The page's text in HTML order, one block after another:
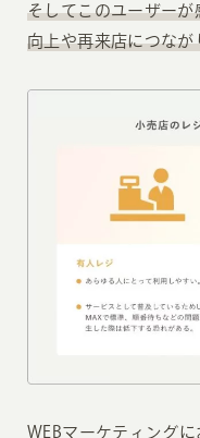
そしてこのユーザー
向上や再来店につなが
WEBマーケティング